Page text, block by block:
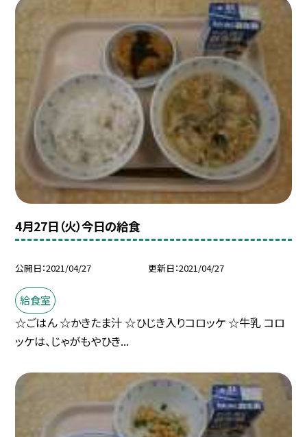
4月27日（火）今日の給食
公開日 2021/04/27 更新日 2021/04/27
給食室
☆ごはん ☆かきたま汁 ☆ひじき入りコロッケ ☆牛乳 コロ
ッケは、じゃがもやひき...